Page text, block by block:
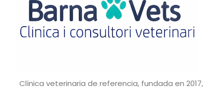
Clínica veterinaria de referencia, fundada en 2017,